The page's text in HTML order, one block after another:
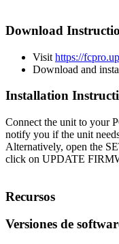
Download
Visit https://
Download and
Installation
Connect the unit to your
notify you if the unit
Alternatively, open the
click on UPDATE
Recursos
Versiones de